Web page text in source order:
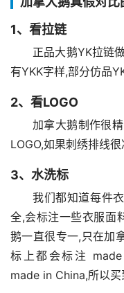
1、看拉链
正品大鹅YK拉链
有YKK字样,部分仿品
2、看LOGO
加拿大鹅制作很
LOGO,如果刺绣排线
3、水洗标
我们都知道每件
全,会标注一些衣服面
鹅一直很专一,只在加
标上都会标注
made in China,所以